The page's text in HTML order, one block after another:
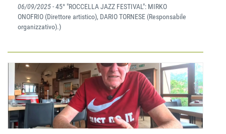
06/09/2025- 45° "ROCCELLA JAZZ FESTIVAL": MIRKO
ONOFRIO (Direttore artistico), DARIO TORNESE (Responsabile
organizzativo).)